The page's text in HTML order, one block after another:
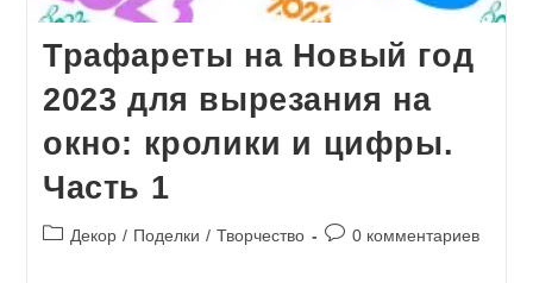
Трафареты на Новый год
2023 для вырезания на
окно: кролики и цифры.
Часть 1
Рубрика
Декор / Поделки / Творчество
Комментарии
0 комментариев